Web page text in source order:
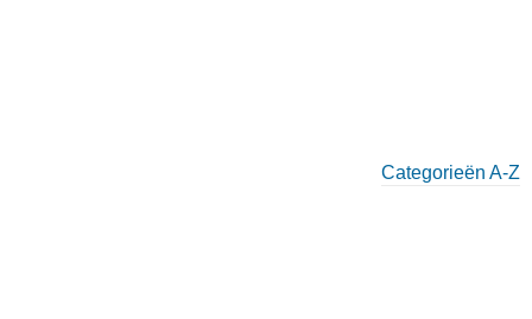
Categorieën A-Z